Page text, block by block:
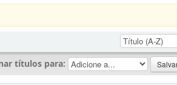
títulos para: